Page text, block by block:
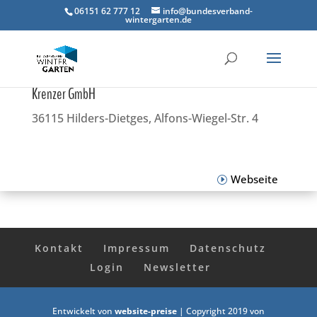
06151 62 777 12 info@bundesverband-
wintergarten.de
Krenzer GmbH
36115 Hilders-Dietges, Alfons-Wiegel-Str. 4
Webseite
Kontakt Impressum
Datenschutz
Login
Newsletter
Entwickelt von website-preise| Copyright 2019 von